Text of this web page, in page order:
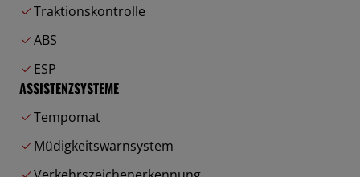
Traktionskontrolle
ABS
ESP
ASSISTENZSYSTEME
Tempomat
Müdigkeitswarnsystem